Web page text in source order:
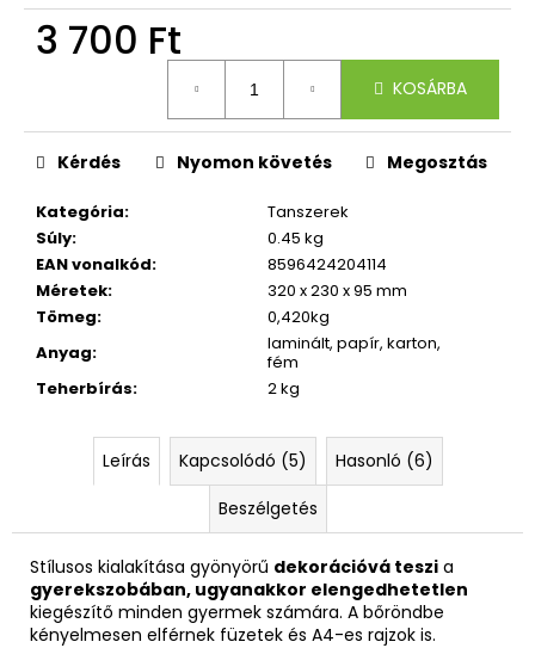
3 700 Ft
KOSÁRBA
Kategória:
Tanszerek
Súly:
0.45 kg
EAN vonalkód:
8596424204114
Méretek:
320 x 230 x 95 mm
Tömeg:
0,420kg
Anyag:
laminált, papír, karton,
fém
Teherbírás: 2 kg
Kérdés Nyomon követés Megosztás
Leírás Kapcsolódó (5)
Hasonló (6)
Beszélgetés
Stílusos kialakítása gyönyörű dekorációvá teszi a
gyerekszobában, ugyanakkor elengedhetetlen
kiegészítő minden gyermek számára. A bőröndbe
kényelmesen elférnek füzetek és A4-es rajzok is.
RÉSZES
BUNNY
26
Ft